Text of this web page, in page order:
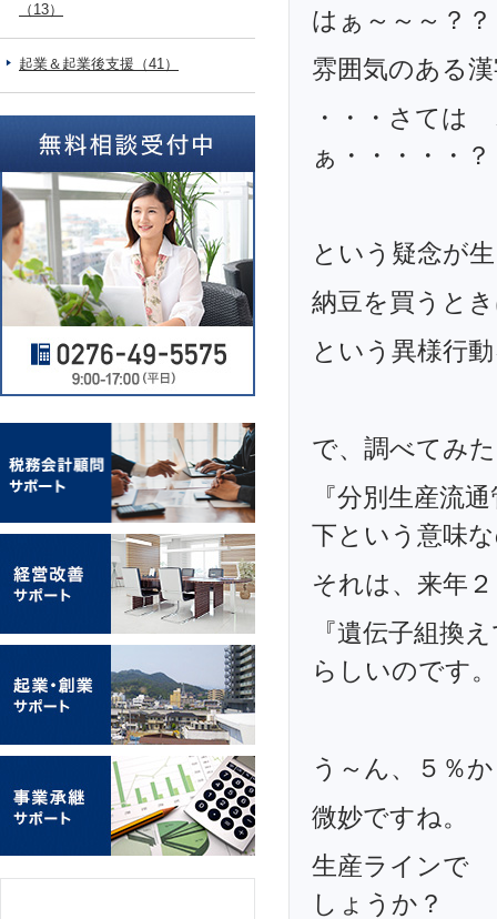
はぁ～～～？？
雰囲気のある
・・・さては
ぁ・・・・・？
という疑念が
納豆を買うと
という異様行
で、調べてみ
『分別生産流
下という意味
それは、来年
『遺伝子組換
らしいのです。
う～ん、５％
微妙ですね。
生産ラインで
しょうか？
（13）
起業＆起業後支援（41）